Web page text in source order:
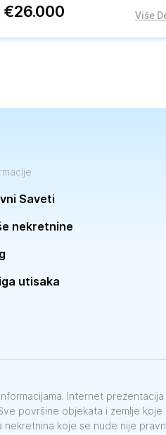
€26.000 Više
Saveti
nekretnine
utisaka
Internet
površine objekata i zemlje
koje se nude nije